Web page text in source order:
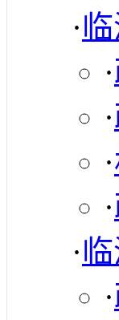
·
·
·
·
·
·
·